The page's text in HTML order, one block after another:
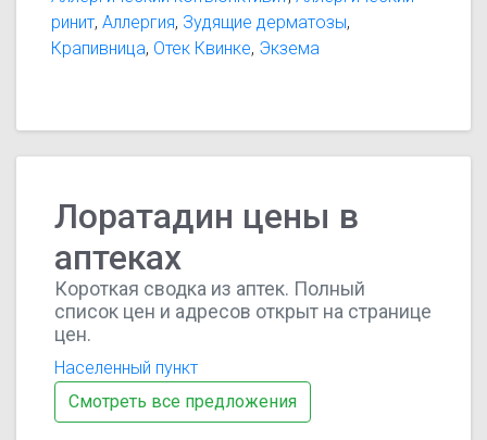
ринит,Аллергия, Зудящие дерматозы,
Крапивница, Отек Квинке, Экзема
Лоратадин цены в
аптеках
Короткая сводка из аптек. Полный
список цен и адресов открыт на странице
цен.
Населенный пункт
Смотреть все предложения